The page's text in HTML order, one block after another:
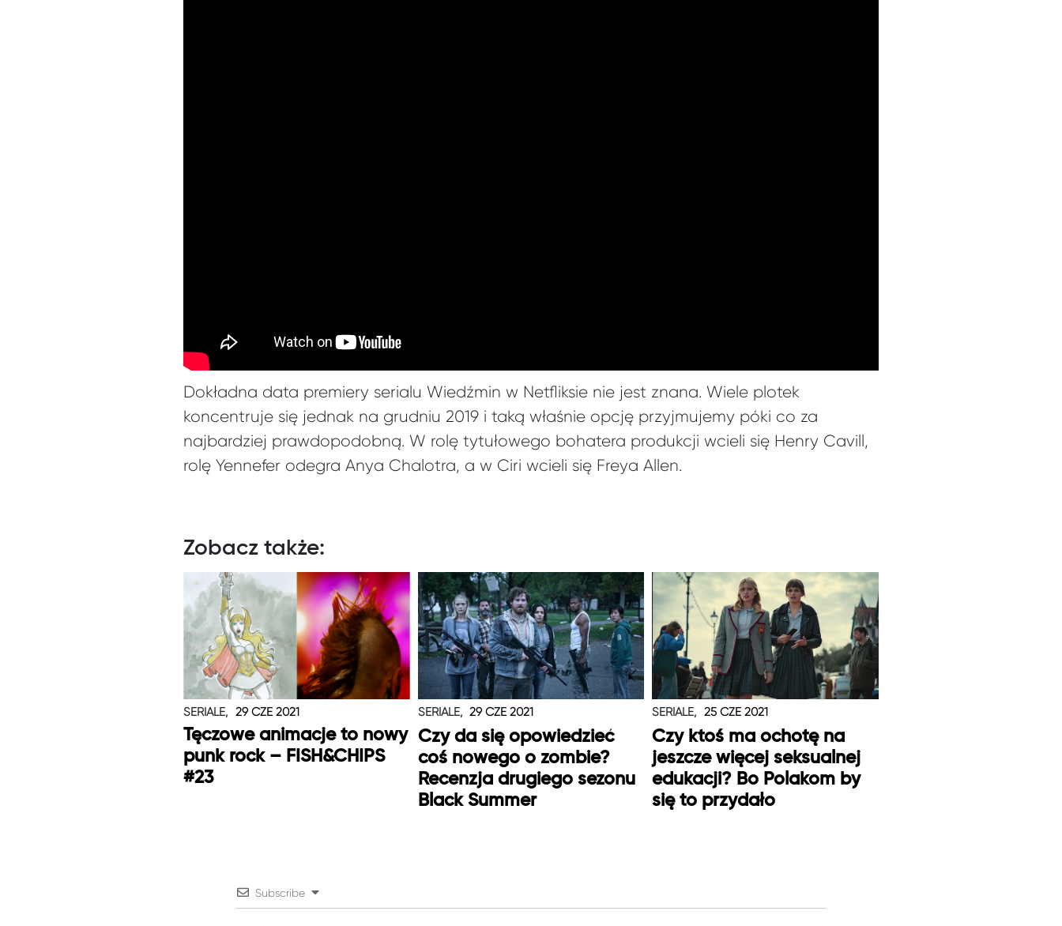
Dokładna data premiery serialu Wiedźmin w Netfliksie nie jest znana. Wiele plotek
koncentruje się jednak na grudniu 2019 i taką właśnie opcję przyjmujemy póki co za
najbardziej prawdopodobną. W rolę tytułowego bohatera produkcji wcieli się Henry Cavill,
rolę Yennefer odegra Anya Chalotra, a w Ciri wcieli się Freya Allen.
Zobacz także:
SERIALE, 29 CZE 2021
Tęczowe animacje to nowy
punk rock – FISH&CHIPS
#23
SERIALE, 29 CZE 2021
Czy da się opowiedzieć
coś nowego o zombie?
Recenzja drugiego sezonu
Black Summer
SERIALE, 25 CZE 2021
Czy ktoś ma ochotę na
jeszcze więcej seksualnej
edukacji? Bo Polakom by
się to przydało
Subscribe